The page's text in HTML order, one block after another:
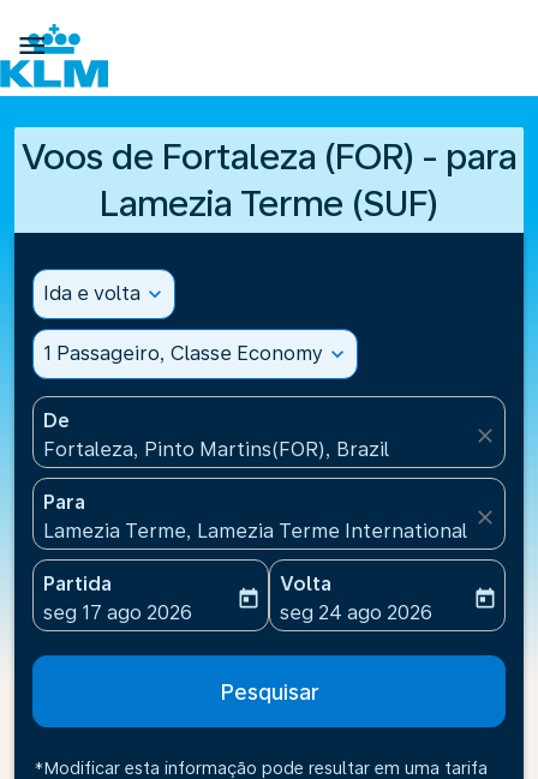

Voos de Fortaleza (FOR) - para
Lamezia Terme (SUF)
Ida e volta expand_more
1 Passageiro, Classe Economy expand_more
De
Fortaleza, Pinto Martins(FOR), Brazil
close
Para
Lamezia Terme, Lamezia Terme International
close
Partida
fc-booking-departure-date-aria-label
seg 17 ago 2026
today
Volta
fc-booking-return-date-
seg 24 ago 2026
today
Pesquisar
*Modificar esta informação pode resultar em uma tarifa